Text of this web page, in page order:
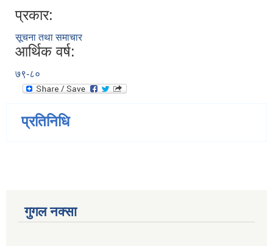
प्रकार:
सूचना तथा समाचार
आर्थिक वर्ष:
७९-८०
प्रतिनिधि
गुगल नक्सा